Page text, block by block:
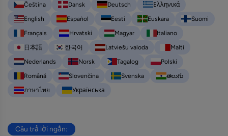
Čeština
Dansk Deutsch
Ελληνικά
English
Español Eesti Euskara
Suomi
Français
Hrvatski Magyar
Italiano
日本語
한국어 Latviešu valoda
Malti
Nederlands
Norsk Tagalog
Polski
Română
Slovenčina Svenska
తెలుగు
ภาษาไทย
Українська
Câu trả lời ngắn: